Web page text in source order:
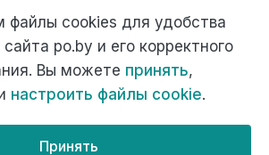
"Ждан", 1С Франчайзи. г. Минск,
320-45-45, факс 320-45-55.
файлы cookies для удобства
po.by и его корректного
Вы можете принять,
настроить файлы cookie.
Принять